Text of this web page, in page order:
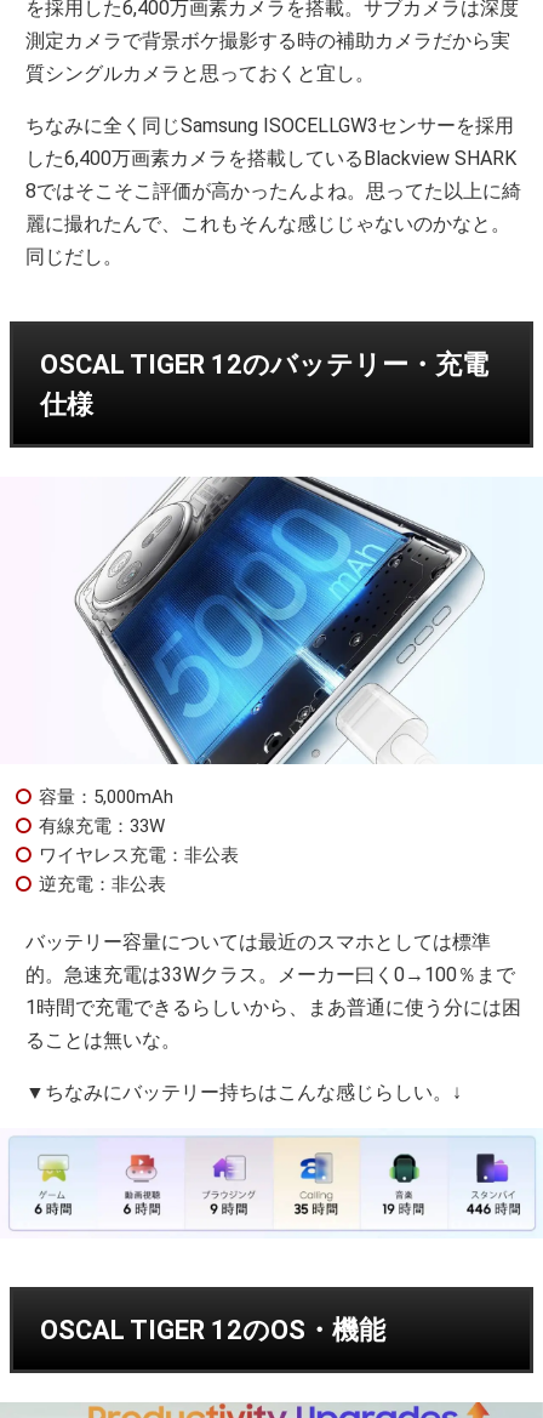
を採用した6,400万画素カメラを搭載。サブカメラは深度
測定カメラで背景ボケ撮影する時の補助カメラだから実
質シングルカメラと思っておくと宜し。
ちなみに全く同じSamsung ISOCELLGW3センサーを採用
した6,400万画素カメラを搭載しているBlackview SHARK
8ではそこそこ評価が高かったんよね。思ってた以上に綺
麗に撮れたんで、これもそんな感じじゃないのかなと。
同じだし。
OSCAL TIGER 12のバッテリー・充電
仕様
容量：5,000mAh
有線充電：33W
ワイヤレス充電：非公表
逆充電：非公表
バッテリー容量については最近のスマホとしては標準
的。急速充電は33Wクラス。メーカー曰く0→100％まで
1時間で充電できるらしいから、まあ普通に使う分には困
ることは無いな。
▼ちなみにバッテリー持ちはこんな感じらしい。↓
OSCAL TIGER 12のOS・機能